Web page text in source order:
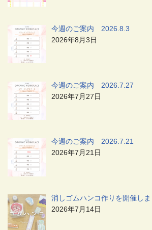
今週のご案内 2026.8.3
2026年8月3日
今週のご案内 2026.7.27
2026年7月27日
今週のご案内 2026.7.21
2026年7月21日
消しゴムハンコ作りを開催しま
2026年7月14日